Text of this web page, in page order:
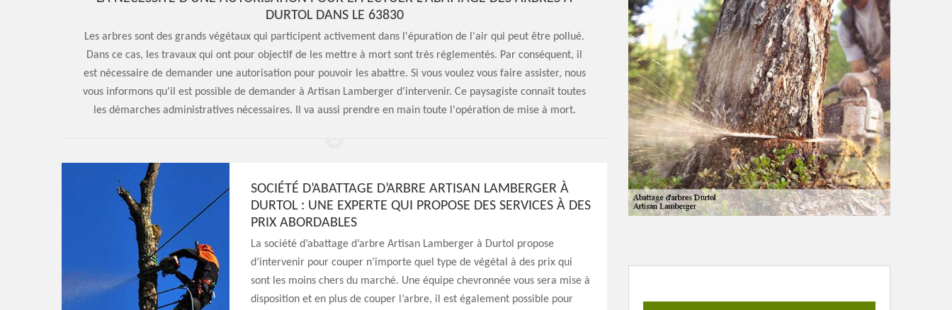
DURTOL DANS LE 63830
Les arbres sont des grands végétaux qui participent activement dans l'épuration de l'air qui peut être pollué.
Dans ce cas, les travaux qui ont pour objectif de les mettre à mort sont très réglementés. Par conséquent, il
est nécessaire de demander une autorisation pour pouvoir les abattre. Si vous voulez vous faire assister, nous
vous informons qu'il est possible de demander à Artisan Lamberger d'intervenir. Ce paysagiste connaît toutes
les démarches administratives nécessaires. Il va aussi prendre en main toute l'opération de mise à mort.
SOCIÉTÉ D’ABATTAGE D’ARBRE ARTISAN LAMBERGER À
DURTOL : UNE EXPERTE QUI PROPOSE DES SERVICES À DES
PRIX ABORDABLES
La société d’abattage d’arbre Artisan Lamberger à Durtol propose
d’intervenir pour couper n’importe quel type de végétal à des prix qui
sont les moins chers du marché. Une équipe chevronnée vous sera mise à
disposition et en plus de couper l’arbre, il est également possible pour